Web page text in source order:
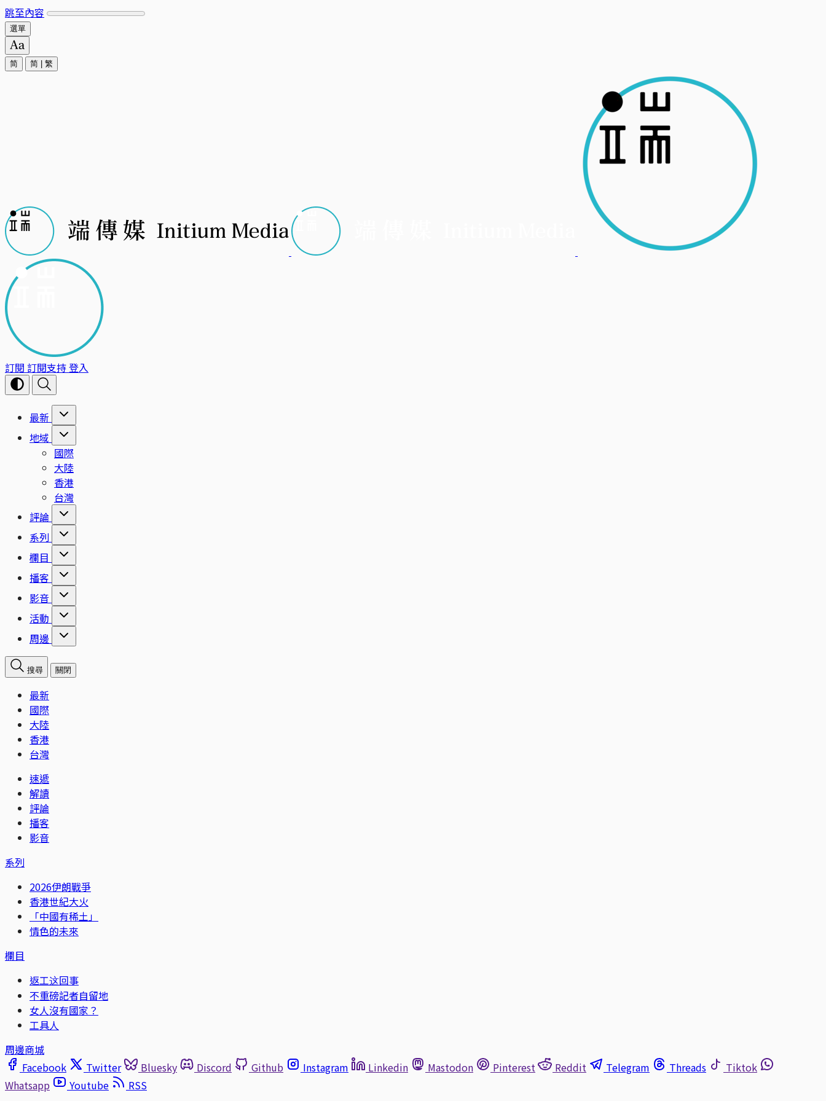
跳至內容
選單
简 简 繁
訂閱 訂閱支持登入
最新
地域
國際
大陸
香港
台灣
評論
系列
欄目
播客
影音
活動
周邊
搜尋 關閉
最新
國際
大陸
香港
台灣
速遞
解讀
評論
播客
影音
系列
2026伊朗戰爭
香港世紀大火
「中國有稀土」
情色的未來
欄目
返工这回事
不重磅記者自留地
女人沒有國家？
工具人
周邊商城
Facebook
Twitter Bluesky Discord Github Instagram Linkedin Mastodon Pinterest Reddit Telegram Threads
Tiktok
Whatsapp
Youtube RSS